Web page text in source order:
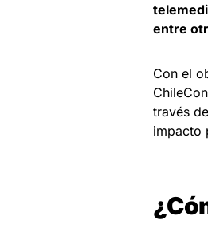
entre
Con el
través
impacto